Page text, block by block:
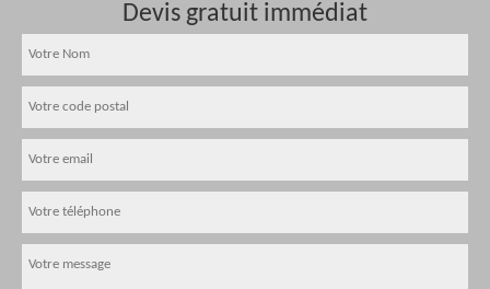
Devis gratuit immédiat